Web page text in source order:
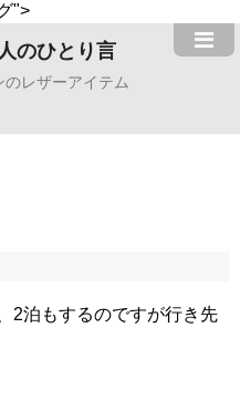
">
のひとり言
のレザーアイテム
2泊もするのですが行き先